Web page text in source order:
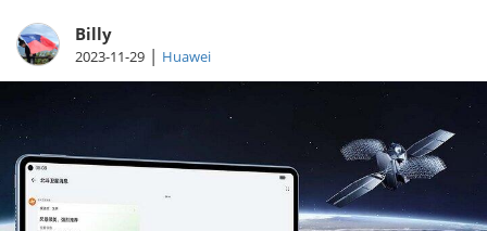
Billy
2023-11-29 | Huawei